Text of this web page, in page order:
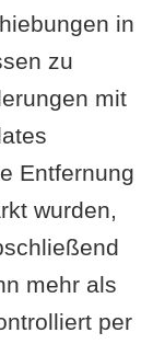
in
zu
mit
Entfernung
wurden,
mehr als
per